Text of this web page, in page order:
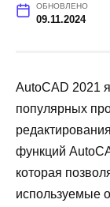
ОБНОВЛЕНО
09.11.2024
AutoCAD 2021
популярных
функций
которая
используемые